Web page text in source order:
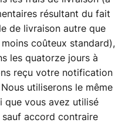
résultant du fait
de livraison autre que
coûteux standard),
les quatorze jours à
reçu votre notification
utiliserons le même
que vous avez utilisé
accord contraire